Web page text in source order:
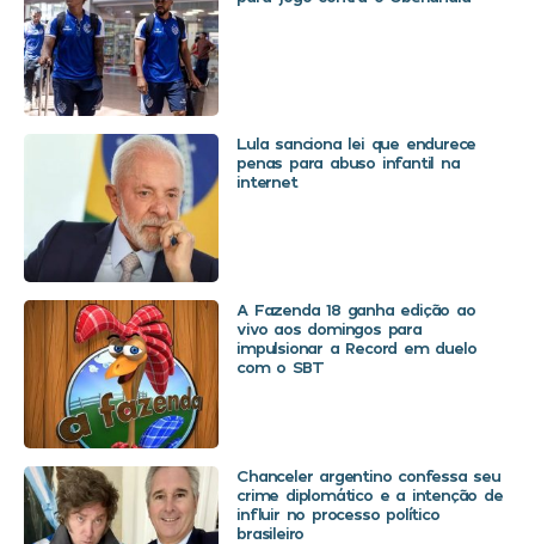
Lula sanciona lei que endurece
penas para abuso infantil na
internet
A Fazenda 18 ganha edição ao
vivo aos domingos para
impulsionar a Record em duelo
com o SBT
Chanceler argentino confessa seu
crime diplomático e a intenção de
influir no processo político
brasileiro